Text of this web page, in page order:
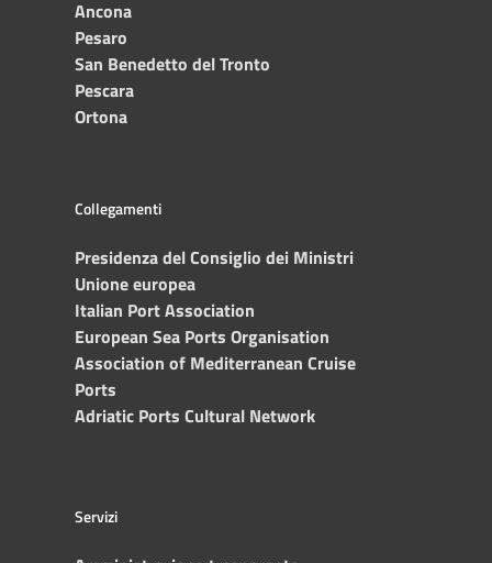
Ancona
Pesaro
San Benedetto del Tronto
Pescara
Ortona
Collegamenti
Presidenza del Consiglio dei Ministri
Unione europea
Italian Port Association
European Sea Ports Organisation
Association of Mediterranean Cruise
Ports
Adriatic Ports Cultural Network
Servizi